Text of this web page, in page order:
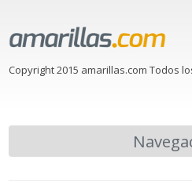
Copyright 2015 amarillas.com Todos